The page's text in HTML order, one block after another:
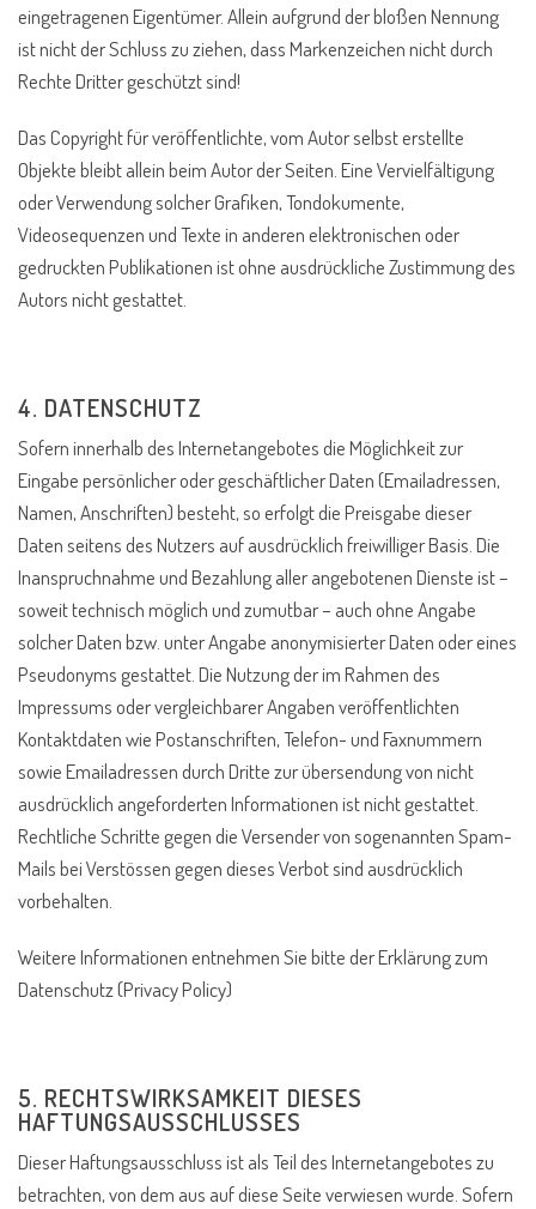
eingetragenen Eigentümer. Allein aufgrund der bloßen Nennung
ist nicht der Schluss zu ziehen, dass Markenzeichen nicht durch
Rechte Dritter geschützt sind!
Das Copyright für veröffentlichte, vom Autor selbst erstellte
Objekte bleibt allein beim Autor der Seiten. Eine Vervielfältigung
oder Verwendung solcher Grafiken, Tondokumente,
Videosequenzen und Texte in anderen elektronischen oder
gedruckten Publikationen ist ohne ausdrückliche Zustimmung des
Autors nicht gestattet.
4. DATENSCHUTZ
Sofern innerhalb des Internetangebotes die Möglichkeit zur
Eingabe persönlicher oder geschäftlicher Daten (Emailadressen,
Namen, Anschriften) besteht, so erfolgt die Preisgabe dieser
Daten seitens des Nutzers auf ausdrücklich freiwilliger Basis. Die
Inanspruchnahme und Bezahlung aller angebotenen Dienste ist –
soweit technisch möglich und zumutbar – auch ohne Angabe
solcher Daten bzw. unter Angabe anonymisierter Daten oder eines
Pseudonyms gestattet. Die Nutzung der im Rahmen des
Impressums oder vergleichbarer Angaben veröffentlichten
Kontaktdaten wie Postanschriften, Telefon- und Faxnummern
sowie Emailadressen durch Dritte zur übersendung von nicht
ausdrücklich angeforderten Informationen ist nicht gestattet.
Rechtliche Schritte gegen die Versender von sogenannten Spam-
Mails bei Verstössen gegen dieses Verbot sind ausdrücklich
vorbehalten.
Weitere Informationen entnehmen Sie bitte der Erklärung zum
Datenschutz (Privacy Policy)
5. RECHTSWIRKSAMKEIT DIESES
HAFTUNGSAUSSCHLUSSES
Dieser Haftungsausschluss ist als Teil des Internetangebotes zu
betrachten, von dem aus auf diese Seite verwiesen wurde. Sofern